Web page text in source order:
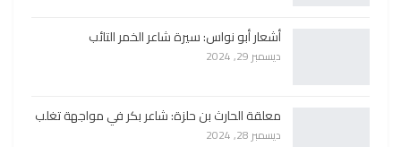
أشعار أبو نواس: سيرة شاعر الخمر التائب
ديسمبر 29, 2024
معلقة الحارث بن حلزة: شاعر بكر في مواجهة تغلب
ديسمبر 28, 2024